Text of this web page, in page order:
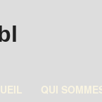
QUI